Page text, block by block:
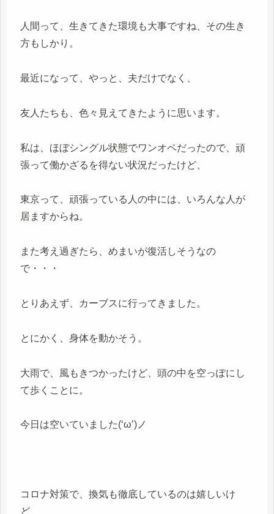
人間って、生きてきた環境も大事ですね、その生き
方もしかり。
最近になって、やっと、夫だけでなく、
友人たちも、色々見えてきたように思います。
私は、ほぼシングル状態でワンオペだったので、頑
張って働かざるを得ない状況だったけど、
東京って、頑張っている人の中には、いろんな人が
居ますからね。
また考え過ぎたら、めまいが復活しそうなの
で・・・
とりあえず、カーブスに行ってきました。
とにかく、身体を動かそう。
大雨で、風もきつかったけど、頭の中を空っぽにし
て歩くことに。
今日は空いていました(‘ω’)ノ
コロナ対策で、換気も徹底しているのは嬉しいけ
ど、